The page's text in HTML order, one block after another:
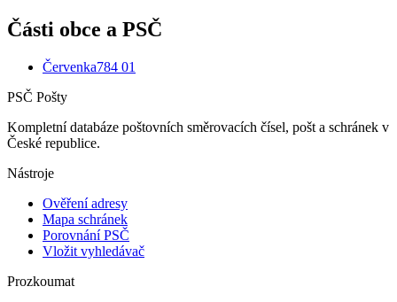
Části obce a PSČ
Červenka784 01
PSČ Pošty
Kompletní databáze poštovních směrovacích čísel, pošt a schránek v
České republice.
Nástroje
Ověření adresy
Mapa schránek
Porovnání PSČ
Vložit vyhledávač
Prozkoumat